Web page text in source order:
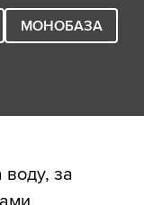
МОНОБАЗА
воду, за